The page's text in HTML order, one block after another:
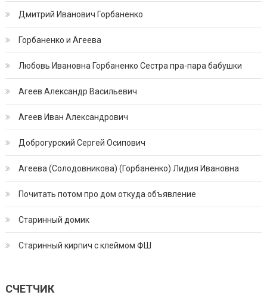
Дмитрий Иванович Горбаненко
Горбаненко и Агеева
Любовь Ивановна Горбаненко Сестра пра-пара бабушки
Агеев Александр Васильевич
Агеев Иван Александрович
Доброгурский Сергей Осипович
Агеева (Солодовникова) (Горбаненко) Лидия Ивановна
Почитать потом про дом откуда объявление
Старинный домик
Старинный кирпич с клеймом ФШ
СЧЕТЧИК